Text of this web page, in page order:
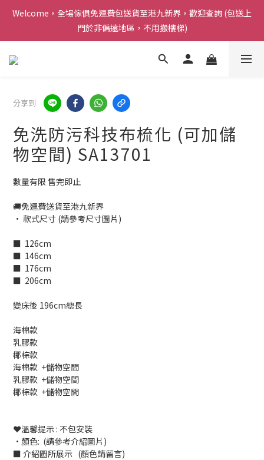
Welcome，全場傢俱免運費包送貨至港九新界，歡迎查詢 (包送上
門於非偏遠地區，不用搬樓梯)
感謝支持 ! Airy Living 已連續三年榮獲carousell 頒發的 [ 傑出優
質商戶獎項 ]
Welcome，全場傢俱免運費包送貨至港九新界，歡迎查詢 (包送上
分享到
免洗防污科技布梳化 (可加儲
物空間) SA13701
數量有限 售完即止
🚚免運費送貨至港九新界
• 款式尺寸 (請參考尺寸圖片)
■  126cm
■  146cm
■  176cm
■  206cm
變床後 196cm總長
海棉款
乳膠款
椰棕款
海棉款  +儲物空間
乳膠款  +儲物空間
椰棕款  +儲物空間
❤️溫馨提示 : 不包安裝
•顏色:  (請參考介紹圖片)
■ 介紹圖所展示   (顏色請留言)